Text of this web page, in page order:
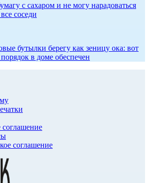
с сахаром и не могу нарадоваться
соседи
бутылки берегу как зеницу ока: вот
в доме обеспечен
соглашение